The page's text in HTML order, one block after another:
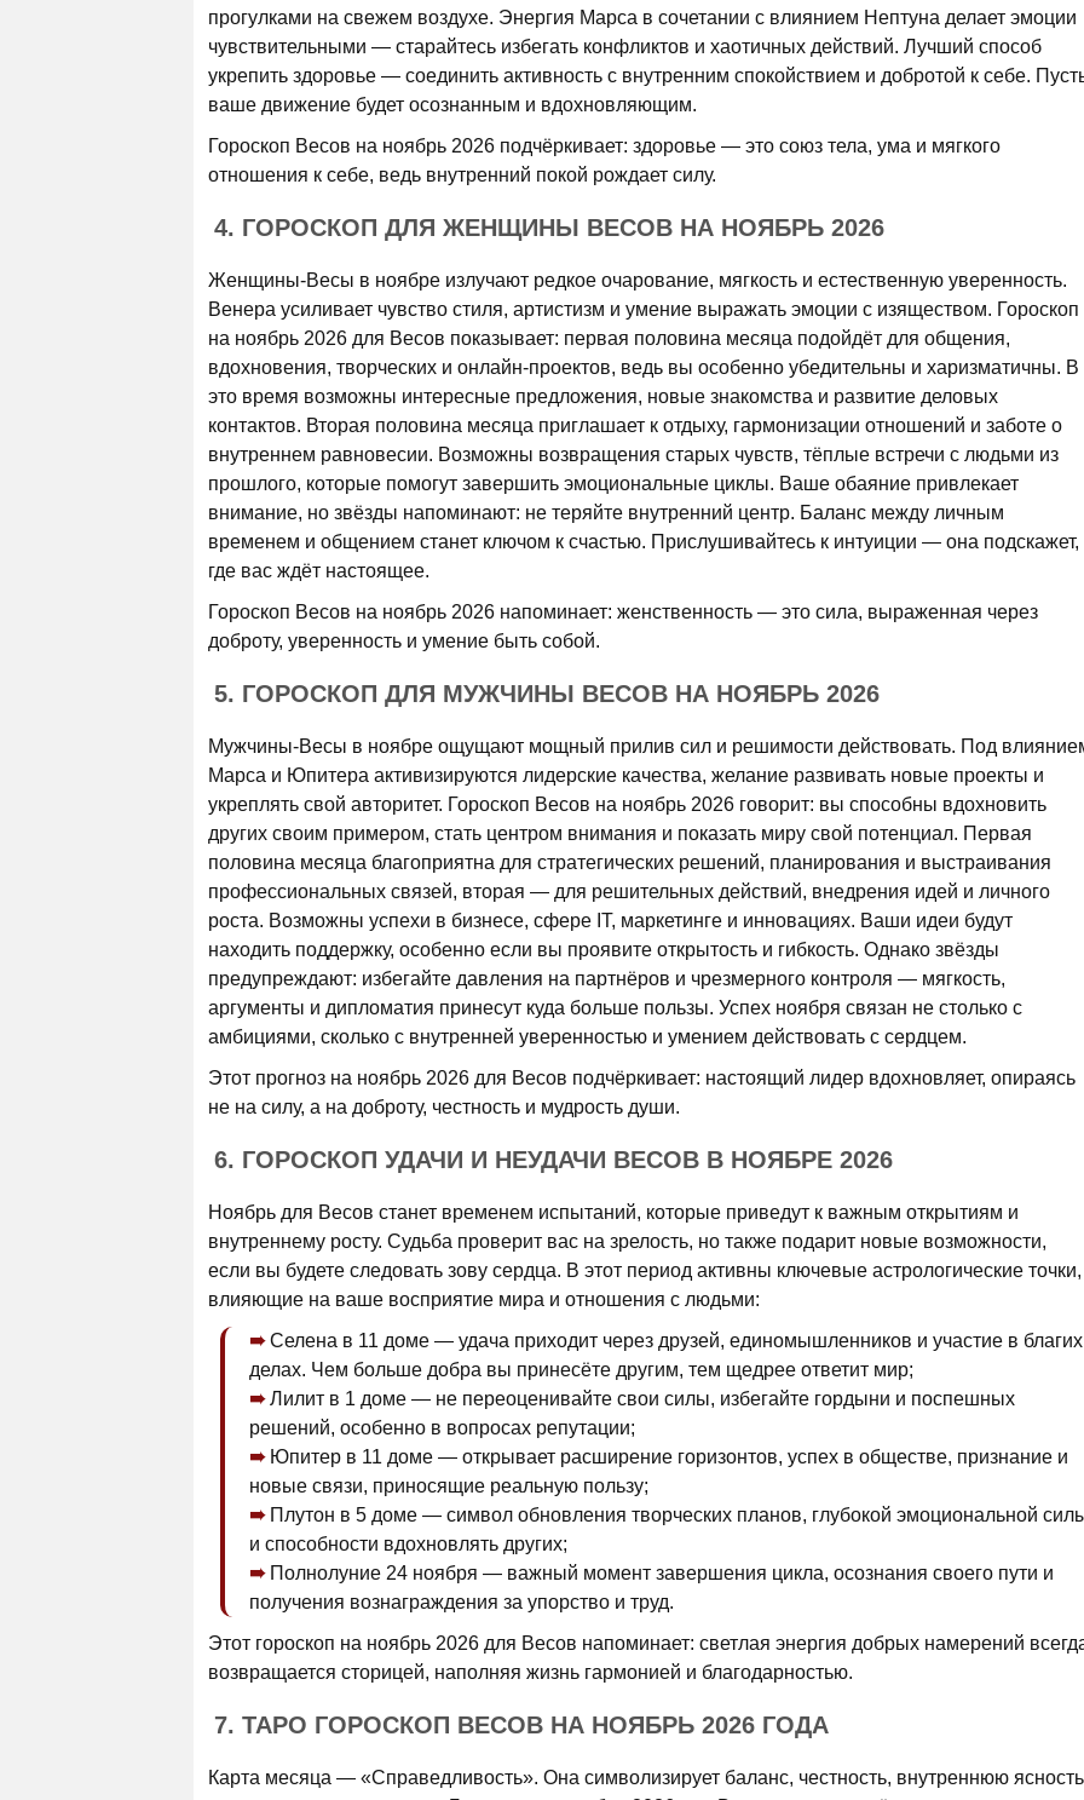
прогулками на свежем воздухе. Энергия Марса в сочетании с влиянием Нептуна делает эмоции
чувствительными — старайтесь избегать конфликтов и хаотичных действий. Лучший способ
укрепить здоровье — соединить активность с внутренним спокойствием и добротой к себе.
ваше движение будет осознанным и вдохновляющим.
Гороскоп Весов на ноябрь 2026 подчёркивает: здоровье — это союз тела, ума и мягкого
отношения к себе, ведь внутренний покой рождает силу.
4. ГОРОСКОП ДЛЯ ЖЕНЩИНЫ ВЕСОВ НА НОЯБРЬ 2026
Женщины-Весы в ноябре излучают редкое очарование, мягкость и естественную уверенность.
Венера усиливает чувство стиля, артистизм и умение выражать эмоции с изяществом. Гороскоп
на ноябрь 2026 для Весов показывает: первая половина месяца подойдёт для общения,
вдохновения, творческих и онлайн-проектов, ведь вы особенно убедительны и харизматичны. В
это время возможны интересные предложения, новые знакомства и развитие деловых
контактов. Вторая половина месяца приглашает к отдыху, гармонизации отношений и заботе о
внутреннем равновесии. Возможны возвращения старых чувств, тёплые встречи с людьми из
прошлого, которые помогут завершить эмоциональные циклы. Ваше обаяние привлекает
внимание, но звёзды напоминают: не теряйте внутренний центр. Баланс между личным
временем и общением станет ключом к счастью. Прислушивайтесь к интуиции — она подскажет,
где вас ждёт настоящее.
Гороскоп Весов на ноябрь 2026 напоминает: женственность — это сила, выраженная через
доброту, уверенность и умение быть собой.
5. ГОРОСКОП ДЛЯ МУЖЧИНЫ ВЕСОВ НА НОЯБРЬ 2026
Мужчины-Весы в ноябре ощущают мощный прилив сил и решимости действовать. Под
Марса и Юпитера активизируются лидерские качества, желание развивать новые проекты и
укреплять свой авторитет. Гороскоп Весов на ноябрь 2026 говорит: вы способны вдохновить
других своим примером, стать центром внимания и показать миру свой потенциал. Первая
половина месяца благоприятна для стратегических решений, планирования и выстраивания
профессиональных связей, вторая — для решительных действий, внедрения идей и личного
роста. Возможны успехи в бизнесе, сфере IT, маркетинге и инновациях. Ваши идеи будут
находить поддержку, особенно если вы проявите открытость и гибкость. Однако звёзды
предупреждают: избегайте давления на партнёров и чрезмерного контроля — мягкость,
аргументы и дипломатия принесут куда больше пользы. Успех ноября связан не столько с
амбициями, сколько с внутренней уверенностью и умением действовать с сердцем.
Этот прогноз на ноябрь 2026 для Весов подчёркивает: настоящий лидер вдохновляет, опираясь
не на силу, а на доброту, честность и мудрость души.
6. ГОРОСКОП УДАЧИ И НЕУДАЧИ ВЕСОВ В НОЯБРЕ 2026
Ноябрь для Весов станет временем испытаний, которые приведут к важным открытиям и
внутреннему росту. Судьба проверит вас на зрелость, но также подарит новые возможности,
если вы будете следовать зову сердца. В этот период активны ключевые астрологические точки,
влияющие на ваше восприятие мира и отношения с людьми:
Селена в 11 доме — удача приходит через друзей, единомышленников и участие в благих
делах. Чем больше добра вы принесёте другим, тем щедрее ответит мир;
Лилит в 1 доме — не переоценивайте свои силы, избегайте гордыни и поспешных
решений, особенно в вопросах репутации;
Юпитер в 11 доме — открывает расширение горизонтов, успех в обществе, признание и
новые связи, приносящие реальную пользу;
Плутон в 5 доме — символ обновления творческих планов, глубокой эмоциональной
и способности вдохновлять других;
Полнолуние 24 ноября — важный момент завершения цикла, осознания своего пути и
получения вознаграждения за упорство и труд.
Этот гороскоп на ноябрь 2026 для Весов напоминает: светлая энергия добрых намерений
возвращается сторицей, наполняя жизнь гармонией и благодарностью.
7. ТАРО ГОРОСКОП ВЕСОВ НА НОЯБРЬ 2026 ГОДА
Карта месяца — «Справедливость». Она символизирует баланс, честность, внутреннюю ясность